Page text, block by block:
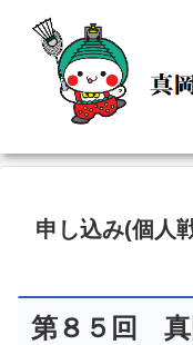
申し込み(個人
第８５回 真